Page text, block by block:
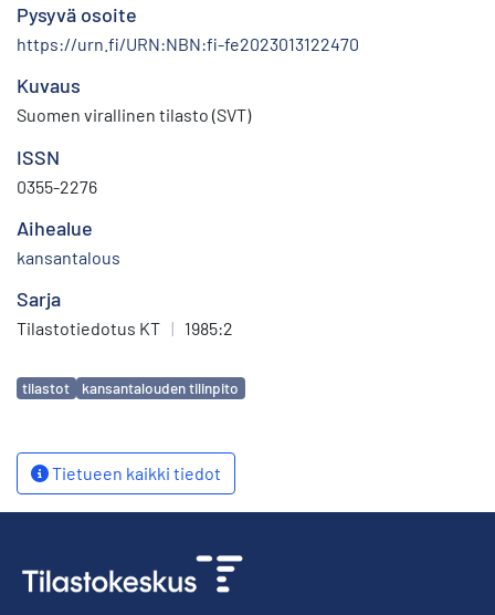
Pysyvä osoite
https://urn.fi/URN:NBN:fi-fe2023013122470
Kuvaus
Suomen virallinen tilasto (SVT)
ISSN
0355-2276
Aihealue
kansantalous
Sarja
Tilastotiedotus KT | 1985:2
Avainsanat
tilastot kansantalouden tilinpito
Tietueen kaikki tiedot